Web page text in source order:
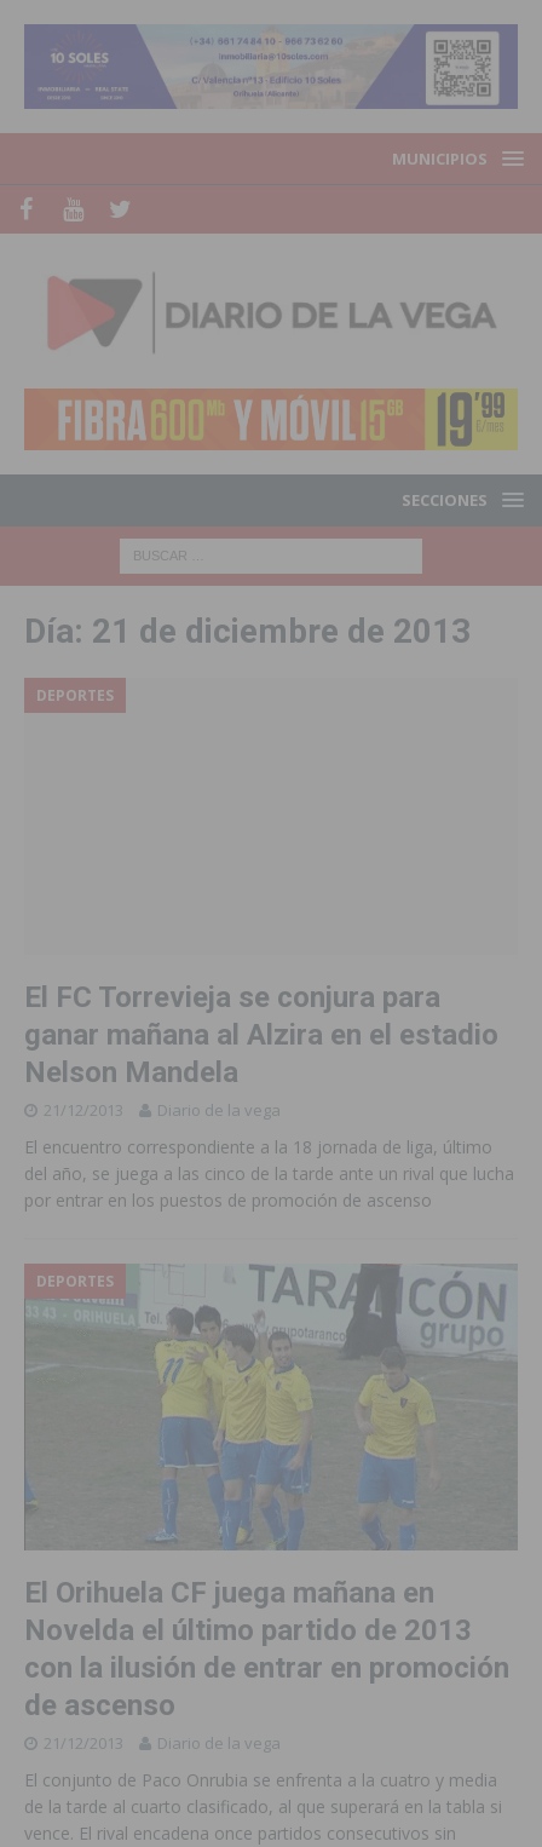
MUNICIPIOS
SECCIONES
Día: 21 de diciembre de 2013
DEPORTES
El FC Torrevieja se conjura para
ganar mañana al Alzira en el estadio
Nelson Mandela
21/12/2013 Diario de la vega
El encuentro correspondiente a la 18 jornada de liga, último
del año, se juega a las cinco de la tarde ante un rival que lucha
por entrar en los puestos de promoción de ascenso
DEPORTES
El Orihuela CF juega mañana en
Novelda el último partido de 2013
con la ilusión de entrar en promoción
de ascenso
21/12/2013 Diario de la vega
El conjunto de Paco Onrubia se enfrenta a la cuatro y media
de la tarde al cuarto clasificado, al que superará en la tabla si
vence. El rival encadena once partidos consecutivos sin